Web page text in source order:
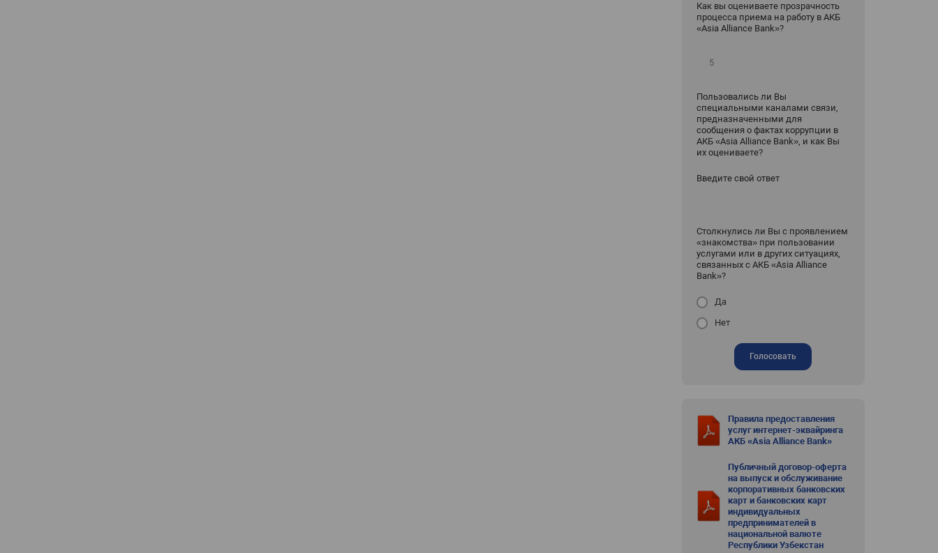
Как вы оцениваете прозрачность
процесса приема на работу в АКБ
«Asia Alliance Bank»?
Пользовались ли Вы
специальными каналами связи,
предназначенными для
сообщения о фактах коррупции в
АКБ «Asia Alliance Bank», и как Вы
их оцениваете?
Введите свой ответ
Столкнулись ли Вы с проявлением
«знакомства» при пользовании
услугами или в других ситуациях,
связанных с АКБ «Asia Alliance
Bank»?
Да
Нет
Голосовать
Правила предоставления
услуг интернет-эквайринга
АКБ «Asia Alliance Bank»
Публичный договор-оферта
на выпуск и обслуживание
корпоративных банковских
карт и банковских карт
индивидуальных
предпринимателей в
национальной валюте
Республики Узбекстан